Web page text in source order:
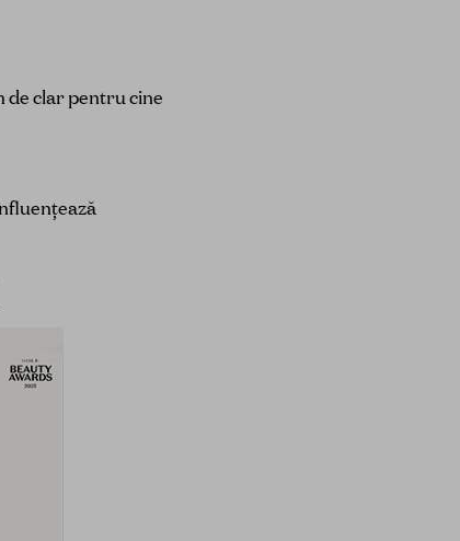
de clar pentru cine